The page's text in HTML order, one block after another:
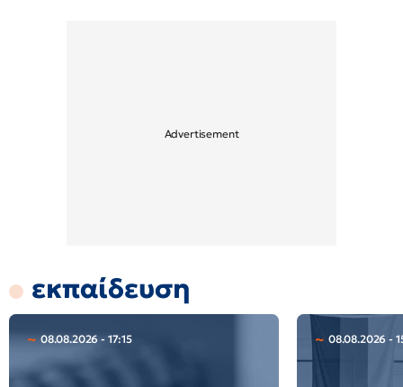
εκπαίδευση
08.08.2026 - 17:15 08.08.2026 -